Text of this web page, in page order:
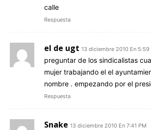
calle
Respuesta
el de ugt 13 diciembre 2010 En 5:59
preguntar de los sindicalistas
mujer trabajando el el
nombre . empezando por el
Respuesta
Snake 13 diciembre 2010 En 7:41 PM